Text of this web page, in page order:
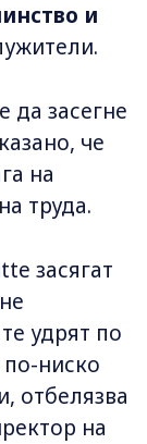
и
да засегне
че
на
труда.
засягат
удрят по
ниско
отбелязва
на